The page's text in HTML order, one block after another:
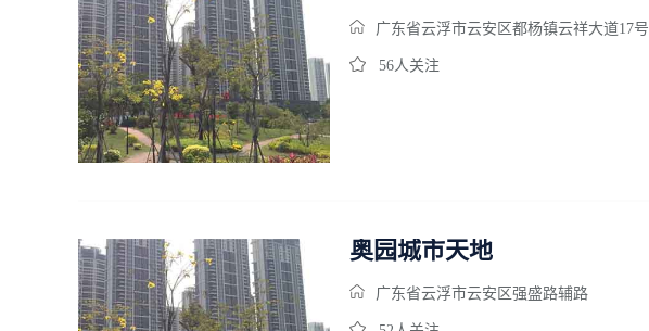
广东省云浮市云安区都杨镇云祥大道17号
56人关注
奥园城市天地
广东省云浮市云安区强盛路辅路